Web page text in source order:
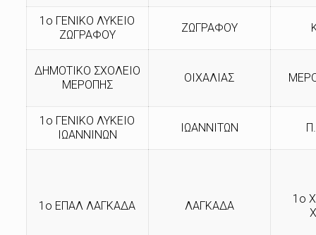
1ο ΓΕΝΙΚΟ ΛΥΚΕΙΟ
ΖΩΓΡΑΦΟΥ
ΖΩΓΡΑΦΟΥ
ΔΗΜΟΤΙΚΟ ΣΧΟΛΕΙΟ
ΜΕΡΟΠΗΣ
ΟΙΧΑΛΙΑΣ
1ο ΓΕΝΙΚΟ ΛΥΚΕΙΟ
ΙΩΑΝΝΙΝΩΝ
ΙΩΑΝΝΙΤΩΝ
1ο ΕΠΑΛ ΛΑΓΚΑΔΑ ΛΑΓΚΑΔΑ
1o